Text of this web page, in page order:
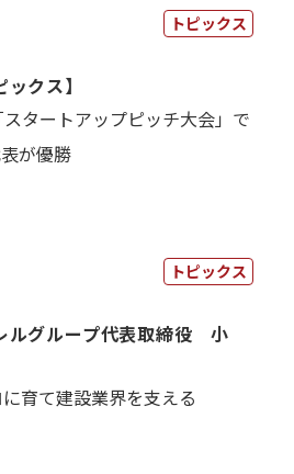
トピックス
ックス】
タートアップピッチ大会」で
が優勝
トピックス
ルグループ代表取締役 小
育て建設業界を支える